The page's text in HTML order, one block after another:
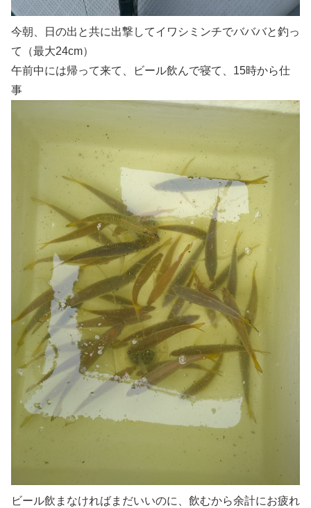
今朝、日の出と共に出撃してイワシミンチでバババと釣っ
て（最大24cm）
午前中には帰って来て、ビール飲んで寝て、15時から仕
事
ビール飲まなければまだいいのに、飲むから余計にお疲れ